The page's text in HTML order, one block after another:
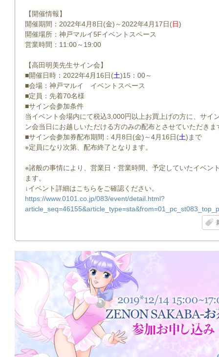
【開催情報】
開催期間： 2022年4月8日(金) ～ 2022年4月 17日(日)
開催場所：神戸マルイ5Fイベントスペース
営業時間： 11:00～ 19:00
【高田明美先生サイン会】
■開催日時： 2022年4月 16日(土)15 ： 00～
■会場：神戸マルイ イベントスペース
■定員：先着70名様
■サイン会参加条件
当イベント会場内にて税込3,000円以上お買上げの方に、サイ
ン会当日にお越しいただける方のみの配布とさせていただきま
■サイン会参加券配布期間： 4月8日(金)～4月 16日(土)まで
※定員になり次第、配布終了となります。
※諸般の事情により、営業日・営業時間、予定していたイベン
ます。
↓イベント詳細はこちらをご確認ください。
https://www.0101.co.jp/083/event/detail.html?